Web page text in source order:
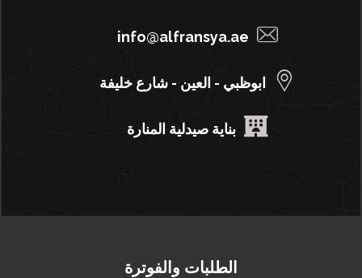
info@alfransya.ae
ابوظبي - العين - شارع خليفة
بناية صيدلية المنارة
الطلبات والفوترة